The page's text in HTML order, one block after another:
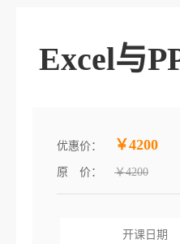
Excel与
优惠价： ￥4200
原 价： ￥4200
开课日期